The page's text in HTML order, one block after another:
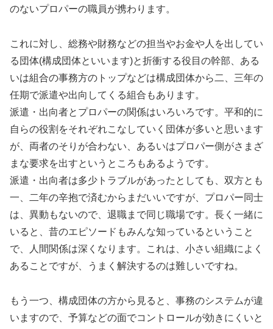
のないプロパーの職員が携わります。
これに対し、総務や財務などの担当やお金や人を出してい
る団体(構成団体といいます)と折衝する役目の幹部、ある
いは組合の事務方のトップなどは構成団体から二、三年の
任期で派遣や出向してくる組合もあります。
派遣・出向者とプロパーの関係はいろいろです。平和的に
自らの役割をそれぞれこなしていく団体が多いと思います
が、両者のそりが合わない、あるいはプロパー側がさまざ
まな要求を出すというところもあるようです。
派遣・出向者は多少トラブルがあったとしても、双方とも
一、二年の辛抱で済むからまだいいですが、プロパー同士
は、異動もないので、退職まで同じ職場です。長く一緒に
いると、昔のエピソードもみんな知っているということ
で、人間関係は深くなります。これは、小さい組織によく
あることですが、うまく解決するのは難しいですね。
もう一つ、構成団体の方から見ると、事務のシステムが違
いますので、予算などの面でコントロールが効きにくいと